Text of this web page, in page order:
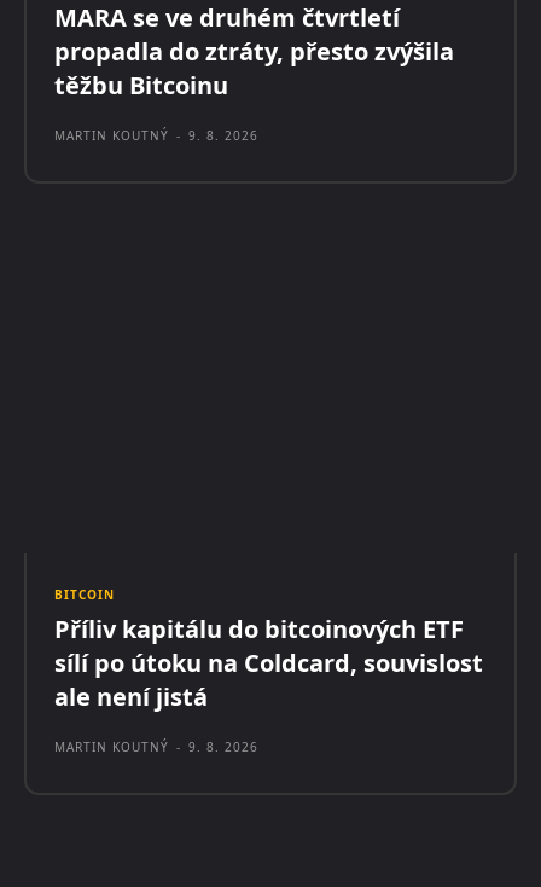
MARA se ve druhém čtvrtletí
propadla do ztráty, přesto zvýšila
těžbu Bitcoinu
MARTIN KOUTNÝ - 9. 8. 2026
BITCOIN
Příliv kapitálu do bitcoinových ETF
sílí po útoku na Coldcard, souvislost
ale není jistá
MARTIN KOUTNÝ - 9. 8. 2026